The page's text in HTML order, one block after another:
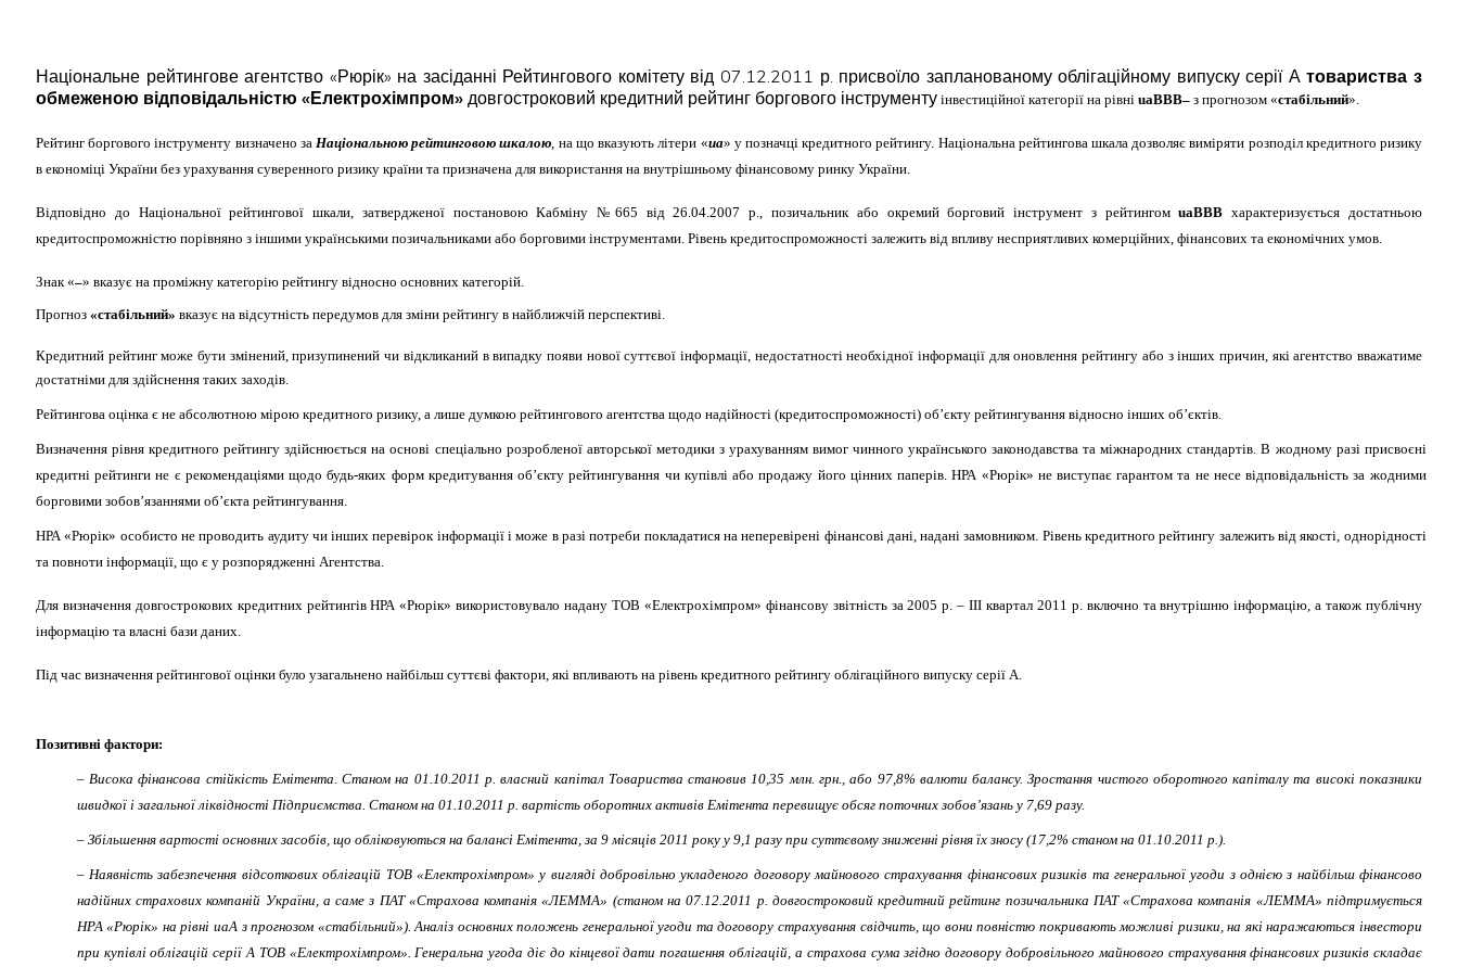
Національне рейтингове агентство «Рюрік» на засіданні Рейтингового комітету від 07.12.2011 р. присвоїло запланованому облігаційному випуску серії Атовариства з
обмеженою відповідальністю «Електрохімпром» довгостроковий кредитний рейтинг боргового інструменту інвестиційної категорії на рівні uaВВВ– з прогнозом «стабільний».
Рейтинг боргового інструменту визначено за Національною рейтинговою шкалою , на що вказують літери «ua» у позначці кредитного рейтингу. Національна рейтингова шкала дозволяє виміряти розподіл кредитного ризику
в економіці України без урахування суверенного ризику країни та призначена для використання на внутрішньому фінансовому ринку України.
Відповідно до Національної рейтингової шкали, затвердженої постановою Кабміну №665 від 26.04.2007 р., позичальник або окремий борговий інструмент з рейтингомuaBBB характеризується достатньою
кредитоспроможністю порівняно з іншими українськими позичальниками або борговими інструментами. Рівень кредитоспроможності залежить від впливу несприятливих комерційних, фінансових та економічних умов.
Знак «–» вказує на проміжну категорію рейтингу відносно основних категорій.
Прогноз «стабільний» вказує на відсутність передумов для зміни рейтингу в найближчій перспективі.
Кредитний рейтинг може бути змінений, призупинений чи відкликаний в випадку появи нової суттєвої інформації, недостатності необхідної інформації для оновлення рейтингу або з інших причин, які агентство вважатиме
достатніми для здійснення таких заходів.
Рейтингова оцінка є не абсолютною мірою кредитного ризику, а лише думкою рейтингового агентства щодо надійності (кредитоспроможності) об’єкту рейтингування відносно інших об’єктів.
Визначення рівня кредитного рейтингу здійснюється на основі спеціально розробленої авторської методики з урахуванням вимог чинного українського законодавства та міжнародних стандартів. В жодному разі присвоєні
кредитні рейтинги не є рекомендаціями щодо будь-яких форм кредитування об’єкту рейтингування чи купівлі або продажу його цінних паперів. НРА «Рюрік» не виступає гарантом та не несе відповідальність за жодними
борговими зобов’язаннями об’єкта рейтингування.
НРА «Рюрік» особисто не проводить аудиту чи інших перевірок інформації і може в разі потреби покладатися на неперевірені фінансові дані, надані замовником. Рівень кредитного рейтингу залежить від якості, однорідності
та повноти інформації, що є у розпорядженні Агентства.
Для визначення довгострокових кредитних рейтингів НРА «Рюрік» використовувало надану ТОВ «Електрохімпром» фінансову звітність за 2005 р. – ІІІ квартал 2011 р. включно та внутрішню інформацію, а також публічну
інформацію та власні бази даних.
Під час визначення рейтингової оцінки було узагальнено найбільш суттєві фактори, які впливають на рівень кредитного рейтингу облігаційного випуску серії А.
Позитивні фактори:
– Висока фінансова стійкість Емітента. Станом на 01.10.2011 р. власний капітал Товариства становив 10,35 млн. грн., або 97,8% валюти балансу. Зростання чистого оборотного капіталу та високі показники
швидкої і загальної ліквідності Підприємства. Станом на 01.10.2011 р. вартість оборотних активів Емітента перевищує обсяг поточних зобов’язань у 7,69 разу.
– Збільшення вартості основних засобів, що обліковуються на балансі Емітента, за 9 місяців 2011 року у 9,1 разу при суттєвому зниженні рівня їх зносу (17,2% станом на 01.10.2011 р.).
– Наявність забезпечення відсоткових облігацій ТОВ «Електрохімпром» у вигляді добровільно укладеного договору майнового страхування фінансових ризиків та генеральної угоди з однією з найбільш фінансово
надійних страхових компаній України, а саме з ПАТ «Страхова компанія «ЛЕММА» (станом на 07.12.2011 р. довгостроковий кредитний рейтинг позичальника ПАТ «Страхова компанія «ЛЕММА» підтримується
НРА «Рюрік» на рівні uaA з прогнозом «стабільний»). Аналіз основних положень генеральної угоди та договору страхування свідчить, що вони повністю покривають можливі ризики, на які наражаються інвестори
при купівлі облігацій серії А ТОВ «Електрохімпром». Генеральна угода діє до кінцевої дати погашення облігацій, а страхова сума згідно договору добровільного майнового страхування фінансових ризиків складає